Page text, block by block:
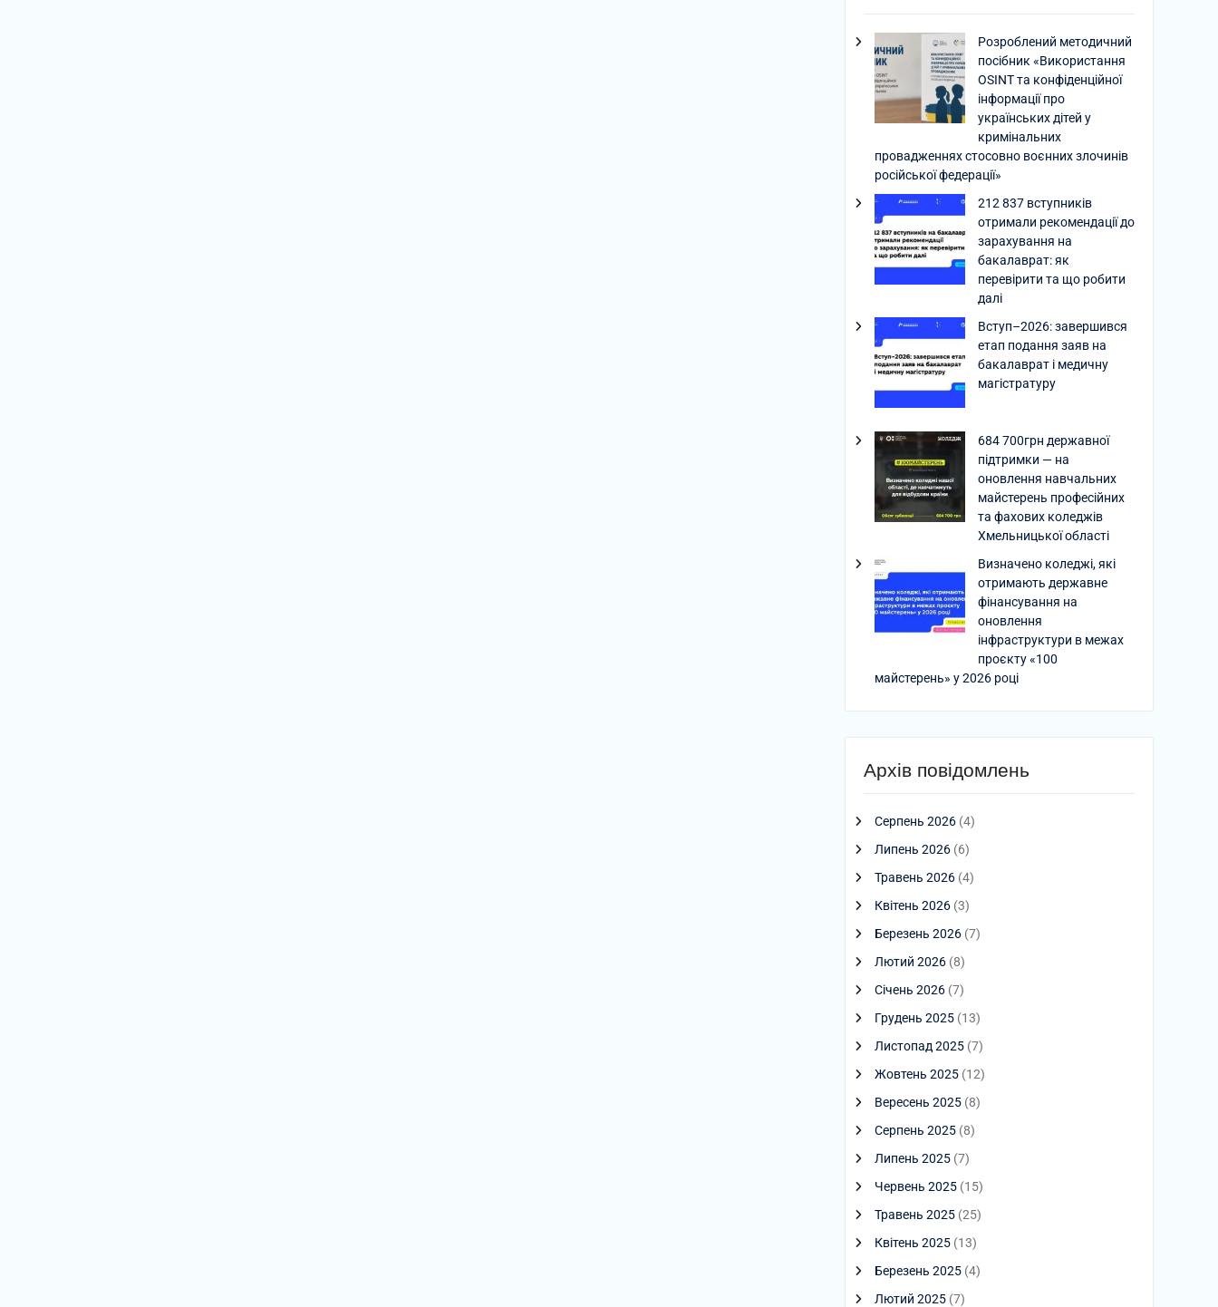
Розроблений методичний
посібник «Використання
OSINT та конфіденційної
інформації про
українських дітей у
кримінальних
провадженнях стосовно воєнних злочинів
російської федерації»
212 837 вступників
отримали рекомендації до
зарахування на
бакалаврат: як
перевірити та що робити
далі
Вступ–2026: завершився
етап подання заяв на
бакалаврат і медичну
магістратуру
684 700грн державної
підтримки — на
оновлення навчальних
майстерень професійних
та фахових коледжів
Хмельницької області
Визначено коледжі, які
отримають державне
фінансування на
оновлення
інфраструктури в межах
проєкту «100
майстерень» у 2026 році
Архів повідомлень
Серпень 2026 (4)
Липень 2026 (6)
Травень 2026 (4)
Квітень 2026 (3)
Березень 2026 (7)
Лютий 2026 (8)
Січень 2026 (7)
Грудень 2025 (13)
Листопад 2025 (7)
Жовтень 2025 (12)
Вересень 2025 (8)
Серпень 2025 (8)
Липень 2025 (7)
Червень 2025 (15)
Травень 2025 (25)
Квітень 2025 (13)
Березень 2025 (4)
Лютий 2025 (7)